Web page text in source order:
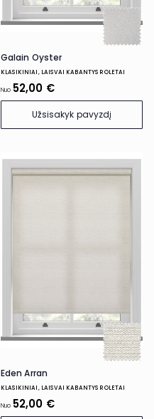
Galain Oyster
KLASIKINIAI, LAISVAI KABANTYS ROLETAI
Nuo 52,00 €
Užsisakyk pavyzdį
Eden Arran
KLASIKINIAI, LAISVAI KABANTYS ROLETAI
Nuo 52,00 €